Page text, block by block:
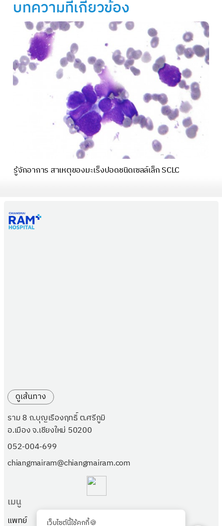
เว็บไซต์นี้ใช้คุกกี้🍪
บทความที่เกี่ยวข้อง
รู้จักอาการ สาเหตุของมะเร็งปอดชนิดเซลล์เล็ก SCLC
เมนู
แพทย์
ดูเส้นทาง
ราม 8 ถ.บุญเรืองฤทธิ์ ต.ศรีภูมิ
อ.เมือง จ.เชียงใหม่ 50200
052-004-699
chiangmairam@chiangmairam.com